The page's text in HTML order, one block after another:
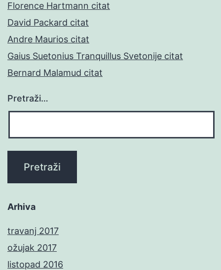
Florence Hartmann citat
David Packard citat
Andre Maurios citat
Gaius Suetonius Tranquillus Svetonije citat
Bernard Malamud citat
Pretraži…
Arhiva
travanj 2017
ožujak 2017
listopad 2016